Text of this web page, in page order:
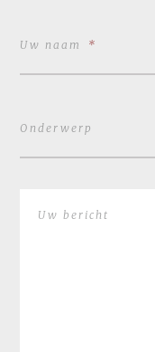
Uw naam *
Onderwerp